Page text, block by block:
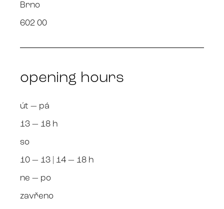
Brno
602 00
opening hours
út — pá
13 — 18 h
so
10 — 13 | 14 — 18 h
ne — po
zavřeno